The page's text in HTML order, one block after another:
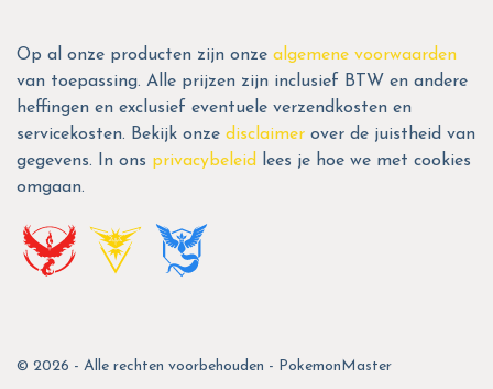
Op al onze producten zijn onze algemene voorwaarden
van toepassing. Alle prijzen zijn inclusief BTW en andere
heffingen en exclusief eventuele verzendkosten en
servicekosten. Bekijk onze disclaimer over de juistheid van
gegevens. In ons privacybeleid
lees je hoe we met cookies
omgaan.
© 2026 - Alle rechten voorbehouden - PokemonMaster